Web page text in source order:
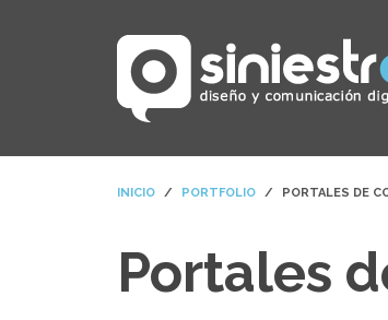
INICIO PORTFOLIO PORTALES DE
Portales